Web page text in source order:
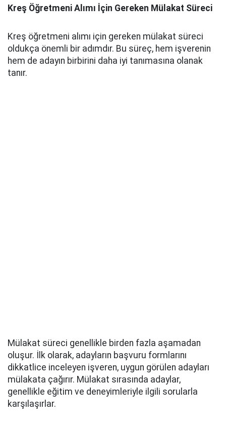
Kreş Öğretmeni Alımı İçin Gereken Mülakat Süreci
Kreş öğretmeni alımı için gereken mülakat süreci
oldukça önemli bir adımdır. Bu süreç, hem işverenin
hem de adayın birbirini daha iyi tanımasına olanak
tanır.
Mülakat süreci genellikle birden fazla aşamadan
oluşur. İlk olarak, adayların başvuru formlarını
dikkatlice inceleyen işveren, uygun görülen adayları
mülakata çağırır. Mülakat sırasında adaylar,
genellikle eğitim ve deneyimleriyle ilgili sorularla
karşılaşırlar.